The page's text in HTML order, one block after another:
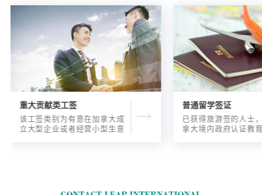
重大贡献类工签
该工签类别为有意在加拿大成
立大型企业或者经营小型生意
普通留学签证
已获得旅游签的人士
拿大境内政府认证教